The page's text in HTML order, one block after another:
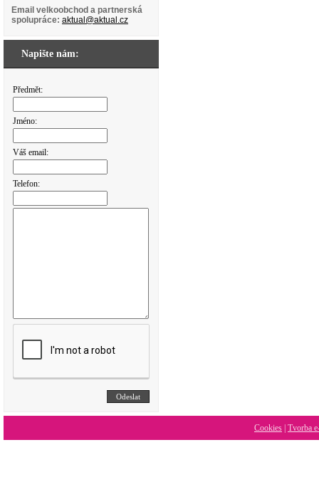
Email velkoobchod a partnerská
spolupráce: aktual@aktual.cz
Napište nám:
Předmět:
Jméno:
Váš email:
Telefon:
Cookies Tvorba